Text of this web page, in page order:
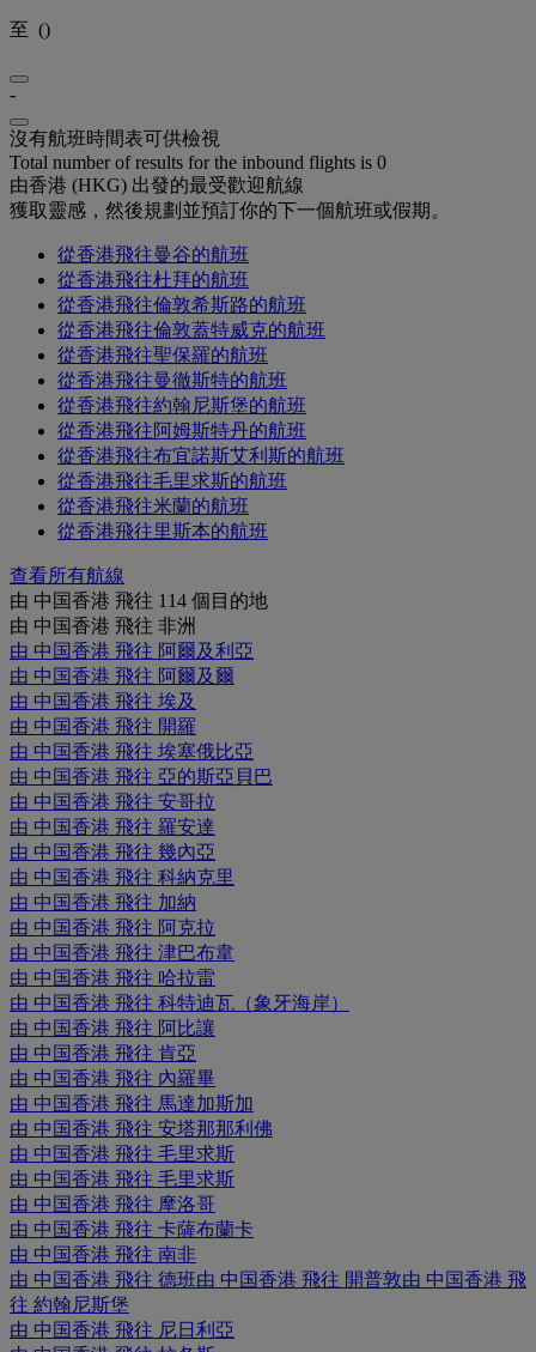
至 ()
-
沒有航班時間表可供檢視
Total number of results for the inbound flights is 0
由香港 (HKG) 出發的最受歡迎航線
獲取靈感，然後規劃並預訂你的下一個航班或假期。
從香港飛往曼谷的航班
從香港飛往杜拜的航班
從香港飛往倫敦希斯路的航班
從香港飛往倫敦蓋特威克的航班
從香港飛往聖保羅的航班
從香港飛往曼徹斯特的航班
從香港飛往約翰尼斯堡的航班
從香港飛往阿姆斯特丹的航班
從香港飛往布宜諾斯艾利斯的航班
從香港飛往毛里求斯的航班
從香港飛往米蘭的航班
從香港飛往里斯本的航班
查看所有航線
由 中国香港 飛往 114 個目的地
由 中国香港 飛往 非洲
由 中国香港 飛往 阿爾及利亞
由 中国香港 飛往 阿爾及爾
由 中国香港 飛往 埃及
由 中国香港 飛往 開羅
由 中国香港 飛往 埃塞俄比亞
由 中国香港 飛往 亞的斯亞貝巴
由 中国香港 飛往 安哥拉
由 中国香港 飛往 羅安達
由 中国香港 飛往 幾內亞
由 中国香港 飛往 科納克里
由 中国香港 飛往 加納
由 中国香港 飛往 阿克拉
由 中国香港 飛往 津巴布韋
由 中国香港 飛往 哈拉雷
由 中国香港 飛往 科特迪瓦（象牙海岸）
由 中国香港 飛往 阿比讓
由 中国香港 飛往 肯亞
由 中国香港 飛往 內羅畢
由 中国香港 飛往 馬達加斯加
由 中国香港 飛往 安塔那那利佛
由 中国香港 飛往 毛里求斯
由 中国香港 飛往 毛里求斯
由 中国香港 飛往 摩洛哥
由 中国香港 飛往 卡薩布蘭卡
由 中国香港 飛往 南非
由 中国香港 飛往 德班由 中国香港 飛往 開普敦由 中国香港 飛
往 約翰尼斯堡
由 中国香港 飛往 尼日利亞